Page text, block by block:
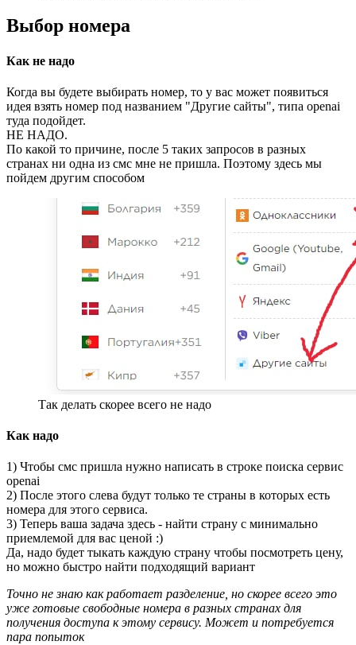
Выбор номера
Как не надо
Когда вы будете выбирать номер, то у вас может появиться
идея взять номер под названием "Другие сайты", типа openai
туда подойдет.
НЕ НАДО.
По какой то причине, после 5 таких запросов в разных
странах ни одна из смс мне не пришла. Поэтому здесь мы
пойдем другим способом
Так делать скорее всего не надо
Как надо
1) Чтобы смс пришла нужно написать в строке поиска сервис
openai
2) После этого слева будут только те страны в которых есть
номера для этого сервиса.
3) Теперь ваша задача здесь - найти страну с минимально
приемлемой для вас ценой :)
Да, надо будет тыкать каждую страну чтобы посмотреть цену,
но можно быстро найти подходящий вариант
Точно не знаю как работает разделение, но скорее всего это
уже готовые свободные номера в разных странах для
получения доступа к этому сервису. Может и потребуется
пара попыток